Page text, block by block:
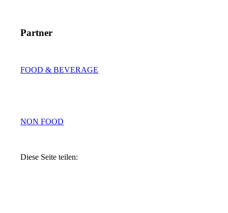
Partner
FOOD & BEVERAGE
NON FOOD
Diese Seite teilen: